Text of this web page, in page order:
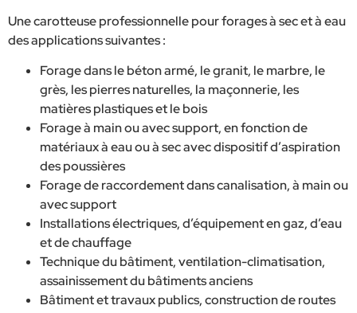
Une carotteuse professionnelle pour forages à sec et à eau
des applications suivantes :
Forage dans le béton armé, le granit, le marbre, le
grès, les pierres naturelles, la maçonnerie, les
matières plastiques et le bois
Forage à main ou avec support, en fonction de
matériaux à eau ou à sec avec dispositif d’aspiration
des poussières
Forage de raccordement dans canalisation, à main ou
avec support
Installations électriques, d’équipement en gaz, d’eau
et de chauffage
Technique du bâtiment, ventilation-climatisation,
assainissement du bâtiments anciens
Bâtiment et travaux publics, construction de routes